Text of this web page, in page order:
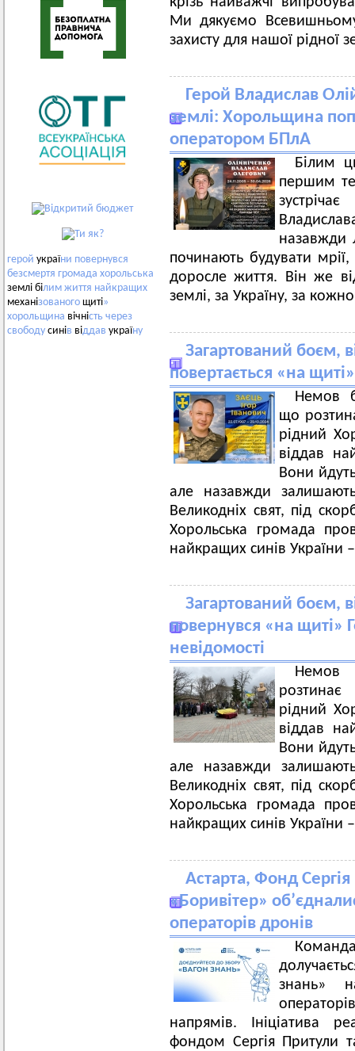
герой україни повернувся
безсмертя громада хорольська
землі білим життя найкращих
механізованого щиті»
хорольщина вічність через
свободу синів віддав україну
Ми дякуємо
захисту для нашої рідної
Герой Владислав
землі: Хорольщина
оператором БПлА
Білим
першим
назавжди
починають будувати мрії,
доросле життя. Він же
землі, за Україну, за
Загартований боєм,
повертається «на
Немов
що
рідний
віддав
Вони
але назавжди
Великодніх свят, під
Хорольська громада
найкращих синів України
Загартований боєм,
повернувся «на щиті»
невідомості
Немов
розтинає
рідний
віддав
Вони
але назавжди
Великодніх свят, під
Хорольська громада
найкращих синів України
Астарта, Фонд
«Боривітер»
операторів дронів
знань»
напрямів. Ініціатива
фондом Сергія Притули